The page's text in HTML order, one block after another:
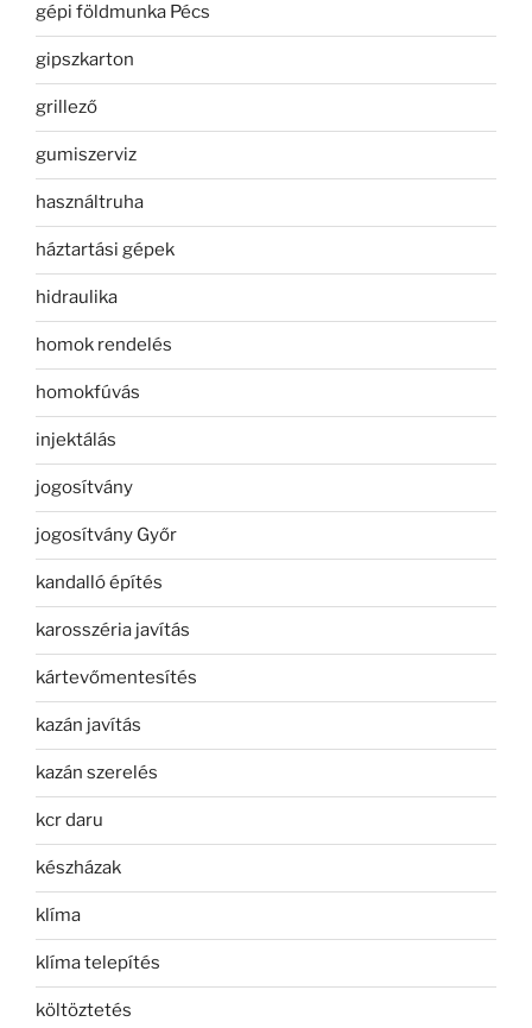
gépi földmunka Pécs
gipszkarton
grillező
gumiszerviz
használtruha
háztartási gépek
hidraulika
homok rendelés
homokfúvás
injektálás
jogosítvány
jogosítvány Győr
kandalló építés
karosszéria javítás
kártevőmentesítés
kazán javítás
kazán szerelés
kcr daru
készházak
klíma
klíma telepítés
költöztetés